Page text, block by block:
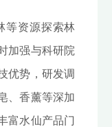
等资源探索林
加强与科研院
优势，研发调
、香薰等深加
富水仙产品门